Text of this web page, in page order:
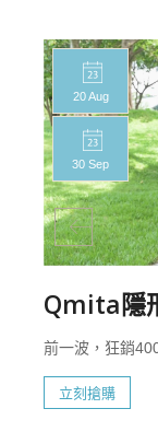
20 Aug
30 Sep
Qmita隱
前一波，狂銷
立刻搶購